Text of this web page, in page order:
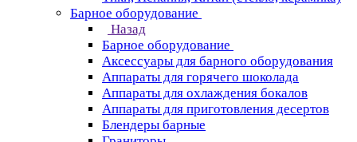
Барное оборудование
Назад
Барное оборудование
Аксессуары для барного оборудования
Аппараты для горячего шоколада
Аппараты для охлаждения бокалов
Аппараты для приготовления десертов
Блендеры барные